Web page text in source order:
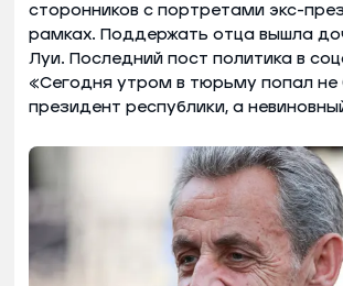
сторонников с портретами экс-
рамках. Поддержать отца вышла
Луи. Последний пост политика в
«Сегодня утром в тюрьму попал не
президент республики, а